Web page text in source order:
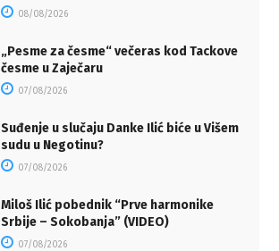
08/08/2026
„Pesme za česme“ večeras kod Tackove
česme u Zaječaru
07/08/2026
Suđenje u slučaju Danke Ilić biće u Višem
sudu u Negotinu?
07/08/2026
Miloš Ilić pobednik “Prve harmonike
Srbije – Sokobanja” (VIDEO)
07/08/2026